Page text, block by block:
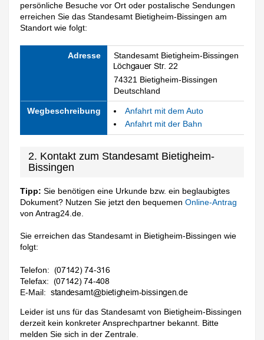
persönliche Besuche vor Ort oder postalische Sendungen
erreichen Sie das Standesamt Bietigheim-Bissingen am
Standort wie folgt:
Adresse Standesamt Bietigheim-Bissingen
74321 Bietigheim-Bissingen
Deutschland
Wegbeschreibung
Anfahrt mit dem Auto
Anfahrt mit der Bahn
2. Kontakt zum Standesamt Bietigheim-
Bissingen
Tipp: Sie benötigen eine Urkunde bzw. ein beglaubigtes
Dokument? Nutzen Sie jetzt den bequemenOnline-Antrag
von Antrag24.de.
Sie erreichen das Standesamt in Bietigheim-Bissingen wie
folgt:
Telefon:
Telefax:
E-Mail:
Leider ist uns für das Standesamt von Bietigheim-Bissingen
derzeit kein konkreter Ansprechpartner bekannt. Bitte
melden Sie sich in der Zentrale.